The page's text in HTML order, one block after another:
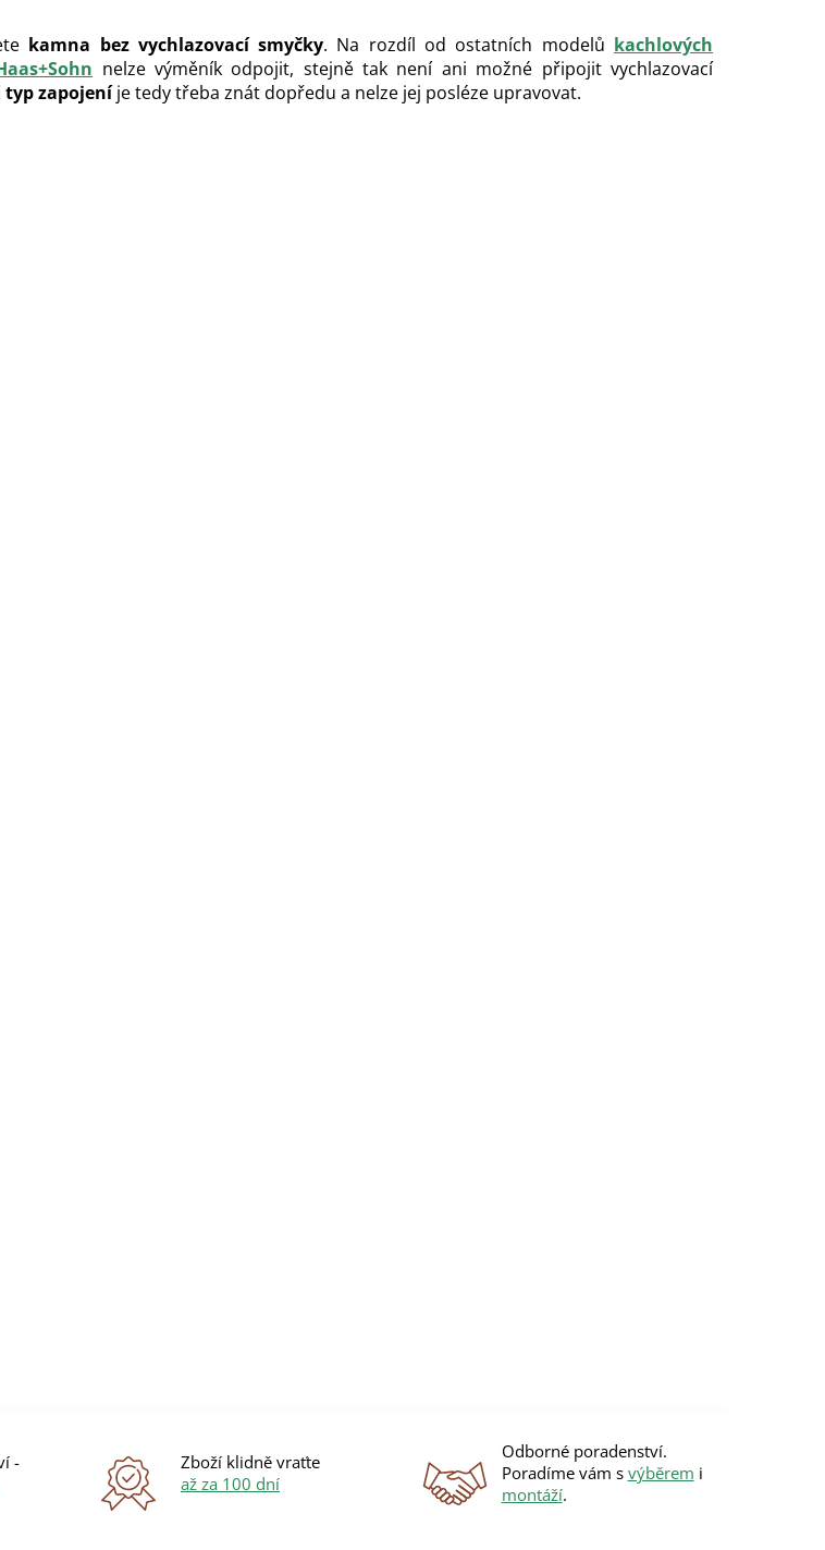
kamna bez vychlazovací smyčky. Na rozdíl od ostatních modelů kachlových
nelze výměník odpojit, stejně tak není ani možné připojit vychlazovací
typ zapojeníje tedy třeba znát dopředu a nelze jej posléze upravovat.
-
Zboží klidně vraťte
až za 100 dní
Odborné poradenství.
Poradíme vám s výběrem i
montáží.